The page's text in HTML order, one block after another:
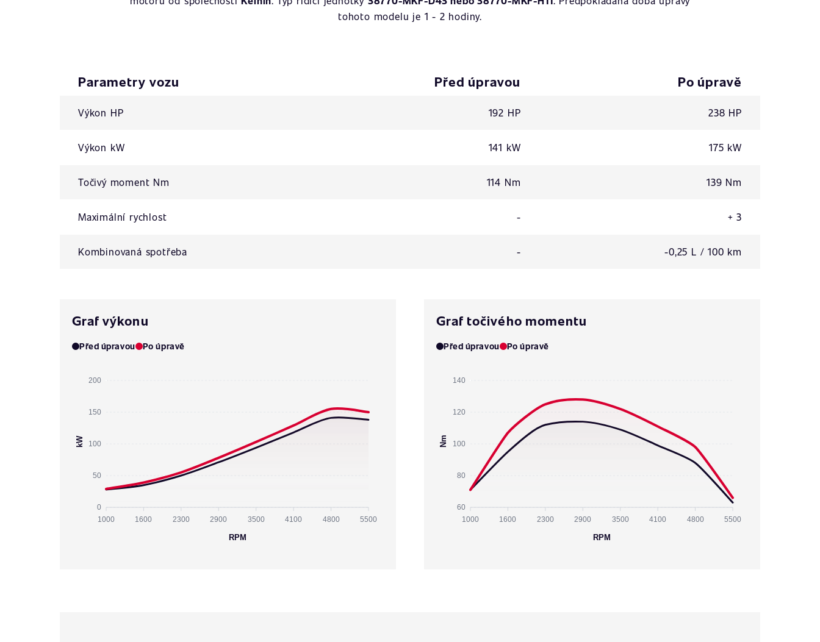
tohoto modelu je 1 - 2 hodiny.
Parametry vozu Před úpravou Po úpravě
Výkon HP 192 HP 238 HP
Výkon kW 141 kW 175 kW
Točivý moment Nm 114 Nm 139 Nm
Maximální rychlost - + 3
Kombinovaná spotřeba - -0,25 L / 100 km
Graf výkonu
Před úpravou Po úpravě
200
150
100
50
0
kW
1000 1600 2300 2900 3500 4100 4800 5500
RPM
Graf točivého momentu
Před úpravou Po úpravě
140
120
100
80
60
Nm
1000 1600 2300 2900 3500 4100 4800 5500
RPM